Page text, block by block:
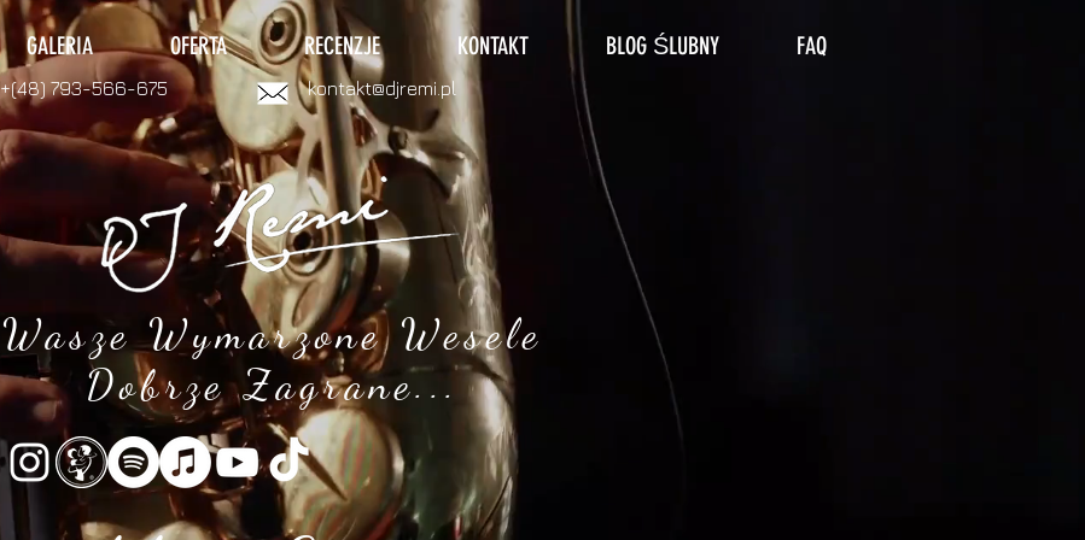
GALERIA OFERTA RECENZJE KONTAKT BLOG ŚLUBNY FAQ
+(48) 793-566-675 kontakt@djremi.pl
Wasze Wymarzone Wesele
Dobrze Zagrane...